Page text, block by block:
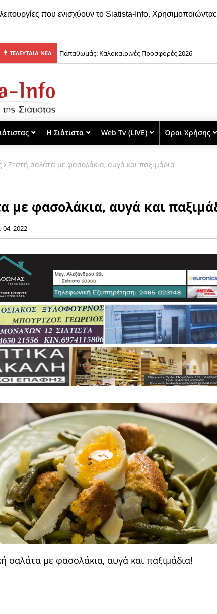
που ενισχύουν το Siatista-Info.
ΤΕΛΕΥΤΑΙΑ ΝΕΑ
2026 Παπαθωμάς: Καλοκαιρινές Προσφορές 2026
Η Σιάτιστα Web Tv (LIVE) Όροι Χρήσης
Ζεστή σαλάτα με φασολάκια, αυγά και παξιμάδια
με φασολάκια, αυγά και
04, 2022
σαλάτα με φασολάκια, αυγά και παξιμάδια!